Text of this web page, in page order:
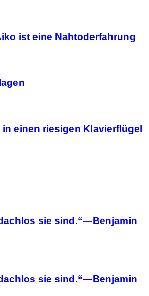
ist eine Nahtoderfahrung
einen riesigen Klavierflügel
sie sind.“—Benjamin
sie sind.“—Benjamin